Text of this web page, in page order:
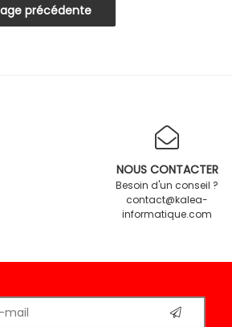
NOUS CONTACTER
Besoin d'un conseil ?
contact@kalea-
informatique.com